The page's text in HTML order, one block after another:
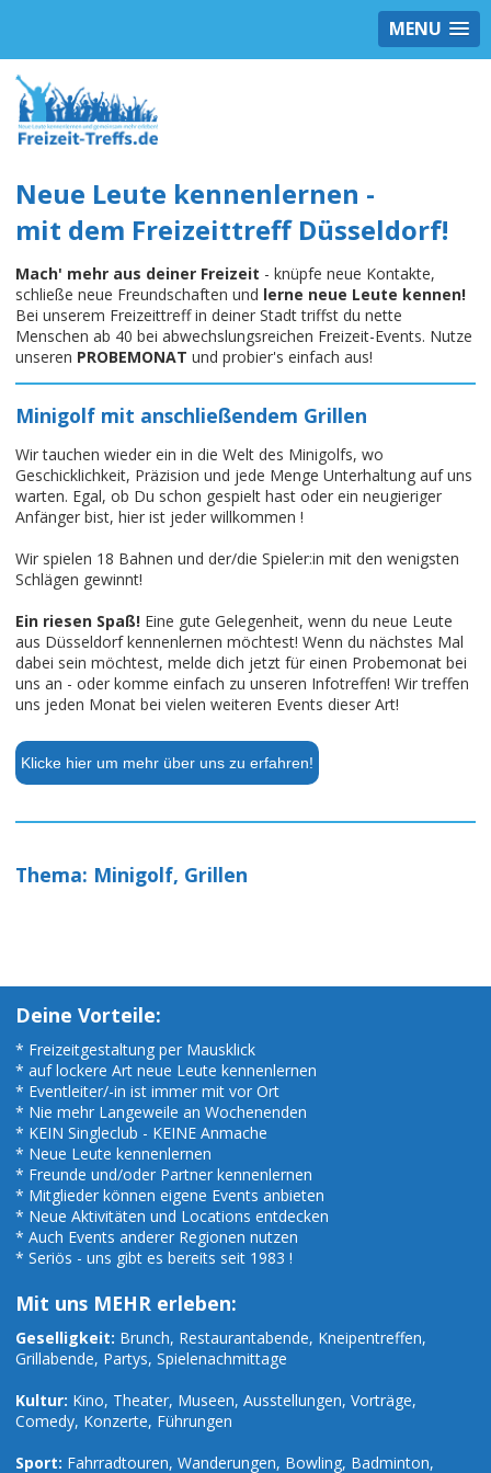
MENU
Neue Leute kennenlernen -
mit dem Freizeittreff Düsseldorf!
Mach' mehr aus deiner Freizeit - knüpfe neue Kontakte,
schließe neue Freundschaften und lerne neue Leute kennen!
Bei unserem Freizeittreff in deiner Stadt triffst du nette
Menschen ab 40 bei abwechslungsreichen Freizeit-Events. Nutze
unseren PROBEMONAT und probier's einfach aus!
Minigolf mit anschließendem Grillen
Wir tauchen wieder ein in die Welt des Minigolfs, wo
Geschicklichkeit, Präzision und jede Menge Unterhaltung auf uns
warten. Egal, ob Du schon gespielt hast oder ein neugieriger
Anfänger bist, hier ist jeder willkommen !
Wir spielen 18 Bahnen und der/die Spieler:in mit den wenigsten
Schlägen gewinnt!
Ein riesen Spaß! Eine gute Gelegenheit, wenn du neue Leute
aus Düsseldorf kennenlernen möchtest! Wenn du nächstes Mal
dabei sein möchtest, melde dich jetzt für einen Probemonat bei
uns an - oder komme einfach zu unseren Infotreffen! Wir treffen
uns jeden Monat bei vielen weiteren Events dieser Art!
Klicke hier um mehr über uns zu erfahren!
Thema: Minigolf, Grillen
Deine Vorteile:
* Freizeitgestaltung per Mausklick
* auf lockere Art neue Leute kennenlernen
* Eventleiter/-in ist immer mit vor Ort
* Nie mehr Langeweile an Wochenenden
* KEIN Singleclub - KEINE Anmache
* Neue Leute kennenlernen
* Freunde und/oder Partner kennenlernen
* Mitglieder können eigene Events anbieten
* Neue Aktivitäten und Locations entdecken
* Auch Events anderer Regionen nutzen
* Seriös - uns gibt es bereits seit 1983 !
Mit uns MEHR erleben:
Geselligkeit: Brunch, Restaurantabende, Kneipentreffen,
Grillabende, Partys, Spielenachmittage
Kultur: Kino, Theater, Museen, Ausstellungen, Vorträge,
Comedy, Konzerte, Führungen
Sport: Fahrradtouren, Wanderungen, Bowling, Badminton,